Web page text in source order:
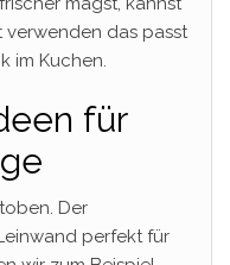
das passt
im Kuchen.
für
Der
perfekt für